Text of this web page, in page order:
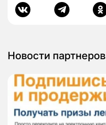
Новости партнеров